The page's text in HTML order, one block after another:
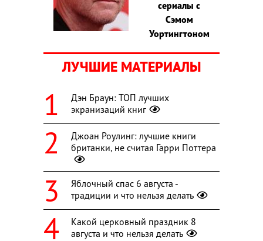
сериалы с
Сэмом
Уортингтоном
ЛУЧШИЕ МАТЕРИАЛЫ
Дэн Браун: ТОП лучших
экранизаций книг
Джоан Роулинг: лучшие книги
британки, не считая Гарри Поттера
Яблочный спас 6 августа -
традиции и что нельзя делать
Какой церковный праздник 8
августа и что нельзя делать